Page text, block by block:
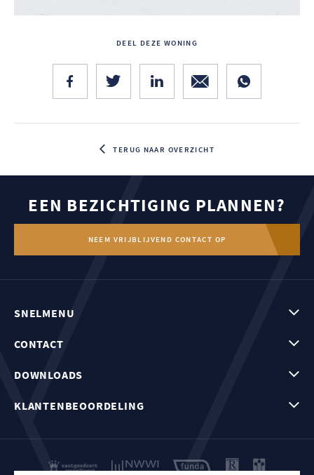
TERUG NAAR OVERZICHT
DEEL DEZE WONING
EEN BEZICHTIGING PLANNEN?
NEEM VRIJBLIJVEND CONTACT OP
SNELMENU
CONTACT
DOWNLOADS
KLANTENBEOORDELING